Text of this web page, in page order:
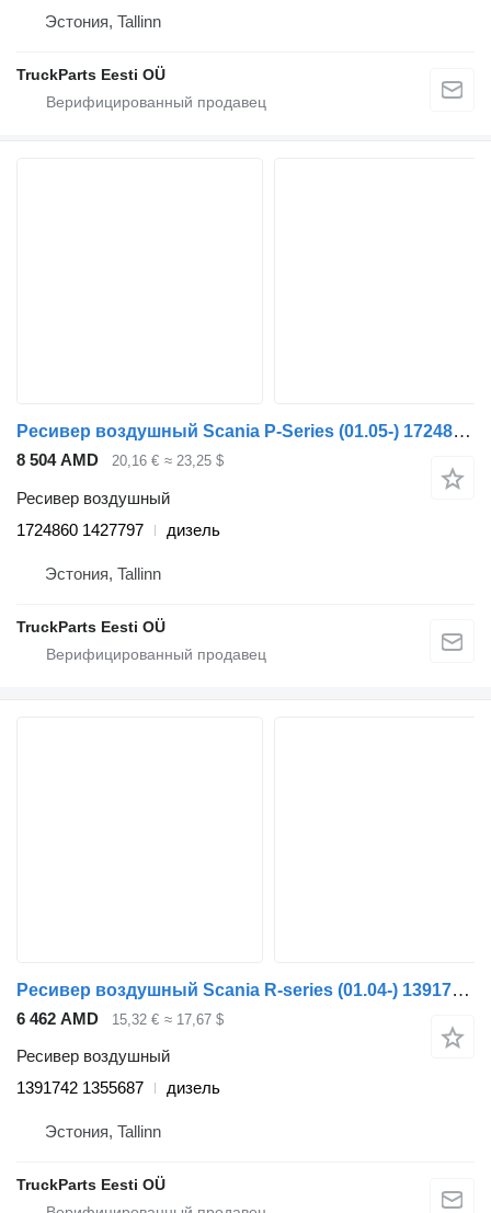
Эстония, Tallinn
TruckParts Eesti OÜ
Ресивер воздушный Scania P-Series (01.05-) 1724860 1427797 для тягача Scania P,G,R,T-series (2004-2017)
8 504 AMD 20,16 € ≈ 23,25 $
Ресивер воздушный
1724860 1427797
дизель
Эстония, Tallinn
TruckParts Eesti OÜ
Ресивер воздушный Scania R-series (01.04-) 1391742 1355687 для тягача Scania P,G,R,T-series (2004-2017)
6 462 AMD 15,32 € ≈ 17,67 $
Ресивер воздушный
1391742 1355687
дизель
Эстония, Tallinn
TruckParts Eesti OÜ